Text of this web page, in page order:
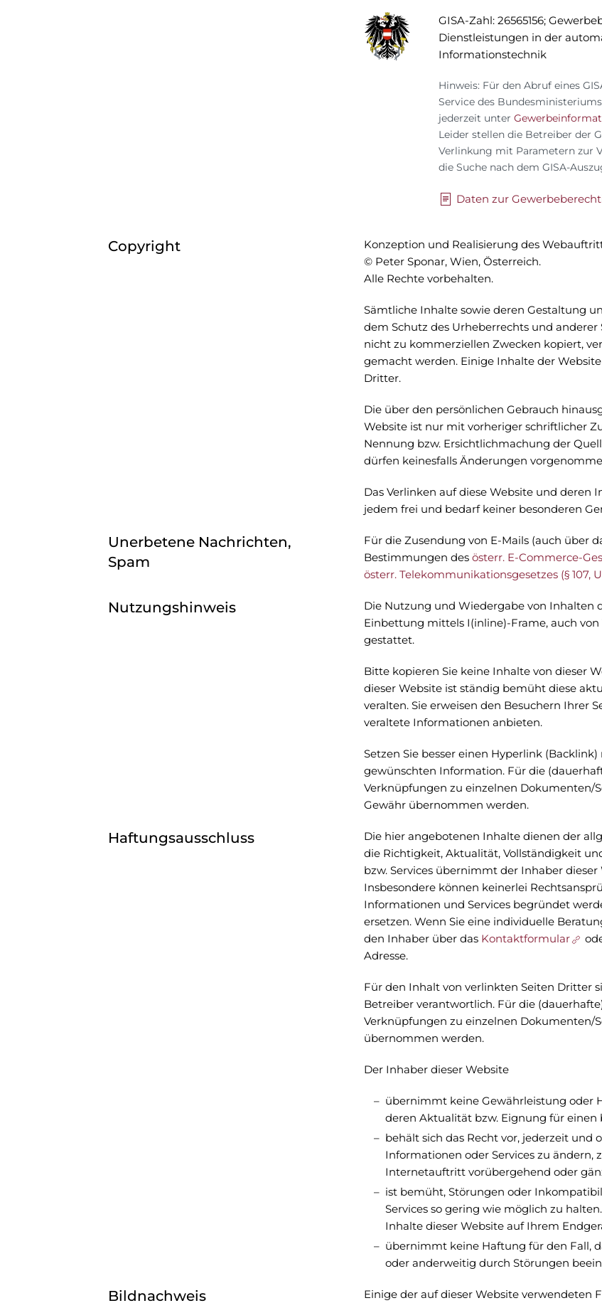
GISA-Zahl: 26565156;
Dienstleistungen in der
Informationstechnik
Hinweis: Für den Abruf eines
Service des
jederzeit unter
Leider stellen die Betreiber der
Verlinkung mit Parametern zur
die Suche nach dem GISA-
Daten zur
Copyright
Konzeption und Realisierung des
© Peter Sponar, Wien, Österreich.
Alle Rechte vorbehalten.
Sämtliche Inhalte sowie deren Gestaltung
dem Schutz des Urheberrechts und
nicht zu kommerziellen Zwecken kopiert,
gemacht werden. Einige Inhalte der
Dritter.
Die über den persönlichen Gebrauch
Website ist nur mit vorheriger schriftlicher
Nennung bzw. Ersichtlichmachung der
dürfen keinesfalls Änderungen
Das Verlinken auf diese Website und
jedem frei und bedarf keiner besonderen
Unerbetene Nachrichten,
Spam
Für die Zusendung von E-Mails (auch über
Bestimmungen des österr. E-Commerce-
österr. Telekommunikationsgesetzes (§ 107,
Nutzungshinweis
Die Nutzung und Wiedergabe von Inhalten
Einbettung mittels I(inline)-Frame, auch
gestattet.
Bitte kopieren Sie keine Inhalte von dieser
dieser Website ist ständig bemüht diese
veralten. Sie erweisen den Besuchern Ihrer
veraltete Informationen anbieten.
Setzen Sie besser einen Hyperlink
gewünschten Information. Für die
Verknüpfungen zu einzelnen Dokumenten/
Gewähr übernommen werden.
Haftungsausschluss
Die hier angebotenen Inhalte dienen der
die Richtigkeit, Aktualität, Vollständigkeit
bzw. Services übernimmt der Inhaber
Insbesondere können keinerlei
Informationen und Services begründet
ersetzen. Wenn Sie eine individuelle
den Inhaber über das Kontaktformular
Adresse.
Für den Inhalt von verlinkten Seiten Dritter
Betreiber verantwortlich. Für die
Verknüpfungen zu einzelnen Dokumenten/
übernommen werden.
Der Inhaber dieser Website
übernimmt keine Gewährleistung oder
deren Aktualität bzw. Eignung für
behält sich das Recht vor, jederzeit
Informationen oder Services zu ändern,
Internetauftritt vorübergehend oder
ist bemüht, Störungen oder
Services so gering wie möglich zu
Inhalte dieser Website auf Ihrem
übernimmt keine Haftung für den Fall,
oder anderweitig durch Störungen
Bildnachweis Einige der auf dieser Website verwendeten